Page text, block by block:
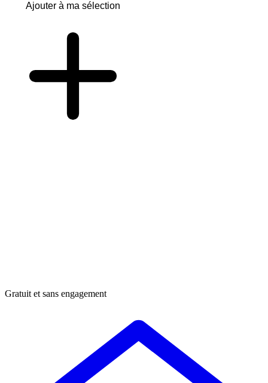
Ajouter à ma sélection
Gratuit et sans engagement